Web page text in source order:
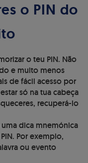
o PIN do
o teu PIN. Não
e muito menos
de fácil acesso por
só na tua cabeça
recuperá-lo
uma dica mnemónica
Por exemplo,
ou evento